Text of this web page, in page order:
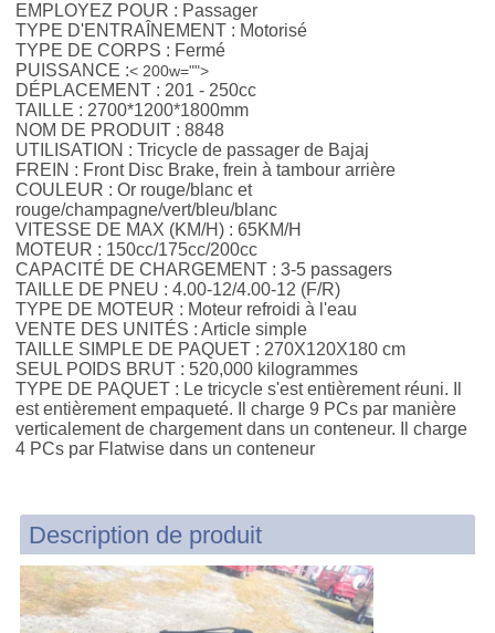
EMPLOYEZ POUR : Passager
TYPE D'ENTRAÎNEMENT : Motorisé
TYPE DE CORPS : Fermé
PUISSANCE :< 200w="">
DÉPLACEMENT : 201 - 250cc
TAILLE : 2700*1200*1800mm
NOM DE PRODUIT : 8848
UTILISATION : Tricycle de passager de Bajaj
FREIN : Front Disc Brake, frein à tambour arrière
COULEUR : Or rouge/blanc et
rouge/champagne/vert/bleu/blanc
VITESSE DE MAX (KM/H) : 65KM/H
MOTEUR : 150cc/175cc/200cc
CAPACITÉ DE CHARGEMENT : 3-5 passagers
TAILLE DE PNEU : 4.00-12/4.00-12 (F/R)
TYPE DE MOTEUR : Moteur refroidi à l'eau
VENTE DES UNITÉS : Article simple
TAILLE SIMPLE DE PAQUET : 270X120X180 cm
SEUL POIDS BRUT : 520,000 kilogrammes
TYPE DE PAQUET : Le tricycle s'est entièrement réuni. Il
est entièrement empaqueté. Il charge 9 PCs par manière
verticalement de chargement dans un conteneur. Il charge
4 PCs par Flatwise dans un conteneur
Description de produit